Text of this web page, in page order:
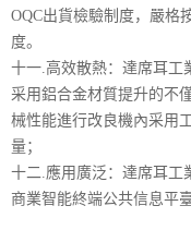
OQC出貨檢驗制度，嚴格
度。
十一.高效散熱：達席耳工
采用鋁合金材質提升的不
械性能進行改良機內采用
量；
十二.應用廣泛：達席耳工
商業智能終端公共信息平